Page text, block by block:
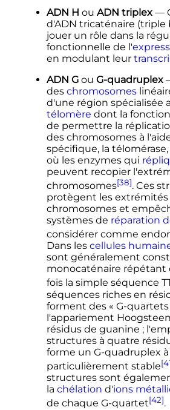
ADN H ou ADN triplex—
d'ADN tricaténaire (triple
jouer un rôle dans la
fonctionnelle de l'
en modulant leur
ADN Gou G-quadruplex
des chromosomes
d'une région spécialisée
télomère dont la
de permettre la
des chromosomes à
spécifique, la
où les enzymes qui
peuvent recopier
chromosomes[38]. Ces
protègent les extrémités
chromosomes et
systèmes de réparation
considérer comme
Dans les cellules
sont généralement
monocaténaire répétant
fois la simple séquence
séquences riches en
forment des « G-quartets
l'appariement
résidus de guanine ;
structures à quatre
forme un G-quadruplex
particulièrement stable
structures sont
la chélation d'ions
de chaque G-quartet[42].